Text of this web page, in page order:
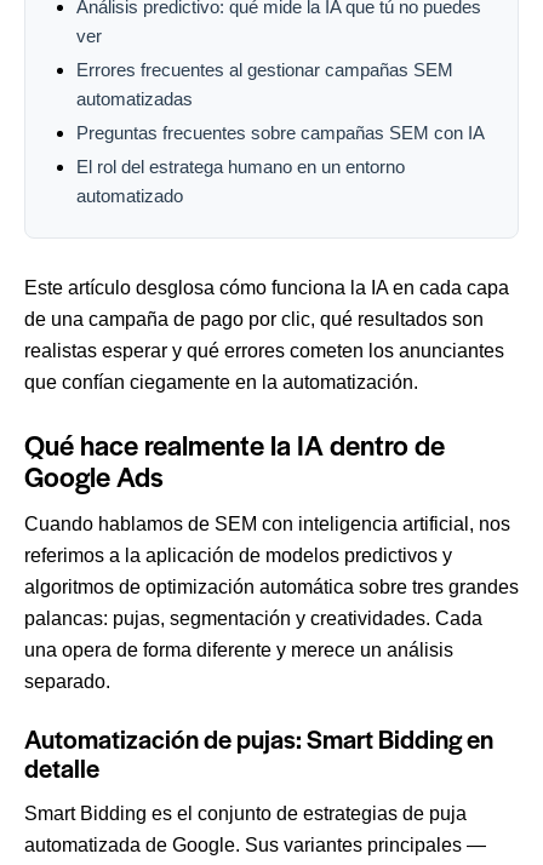
Análisis predictivo: qué mide la IA que tú no puedes
ver
Errores frecuentes al gestionar campañas SEM
automatizadas
Preguntas frecuentes sobre campañas SEM con IA
El rol del estratega humano en un entorno
automatizado
Este artículo desglosa cómo funciona la IA en cada capa
de una campaña de pago por clic, qué resultados son
realistas esperar y qué errores cometen los anunciantes
que confían ciegamente en la automatización.
Qué hace realmente la IA dentro de
Google Ads
Cuando hablamos de SEM con inteligencia artificial, nos
referimos a la aplicación de modelos predictivos y
algoritmos de optimización automática sobre tres grandes
palancas: pujas, segmentación y creatividades. Cada
una opera de forma diferente y merece un análisis
separado.
Automatización de pujas: Smart Bidding en
detalle
Smart Bidding es el conjunto de estrategias de puja
automatizada de Google. Sus variantes principales —